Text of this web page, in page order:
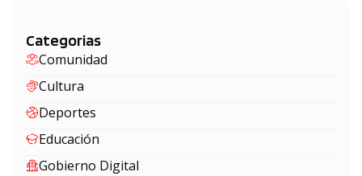
Categorias
Comunidad
Cultura
Deportes
Educación
Gobierno Digital